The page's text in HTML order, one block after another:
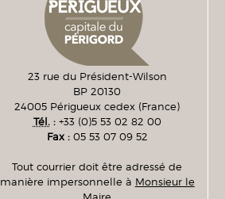
23 rue du Président-Wilson
BP 20130
24005 Périgueux cedex (France)
Tél. : +33 (0)5 53 02 82 00
Fax : 05 53 07 09 52
Tout courrier doit être adressé de
manière impersonnelle à Monsieur le